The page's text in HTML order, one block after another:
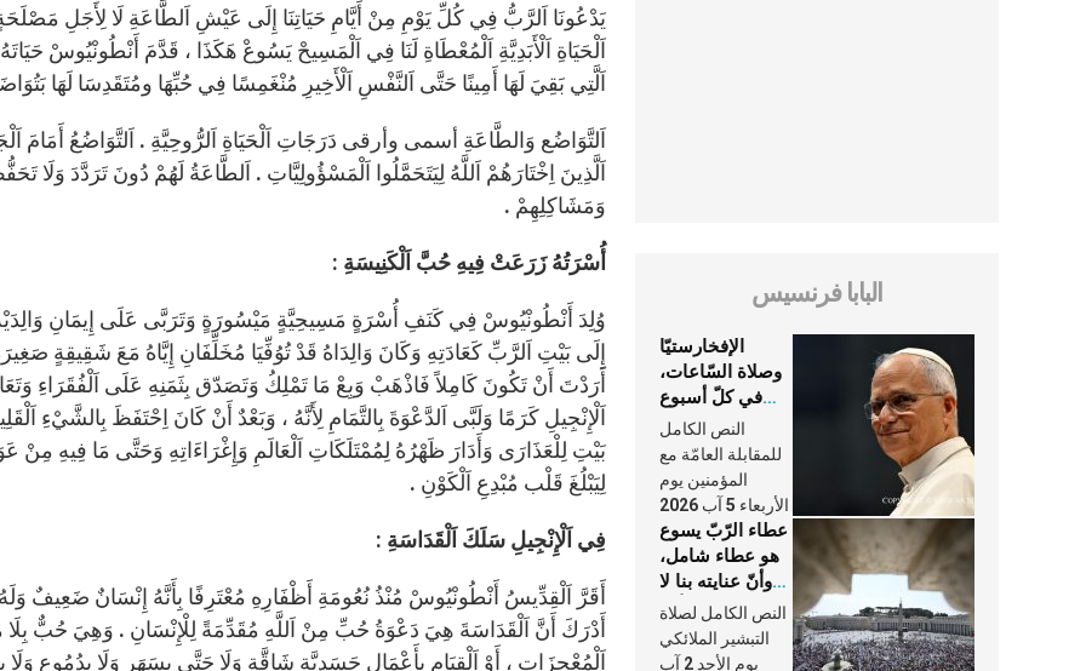
يَدْعُونَا اَلرَّبُّ فِي كُلِّ يَوْمِ مِنْ أَيَّامِ حَيَاتِنَا إِلَى عَيْشِ اَلطَّاعَةِ لَا لِأَجَلِ
اَلْحَيَاةِ اَلْأَبَدِيَّةِ اَلْمُعْطَاةِ لَنَا فِي اَلْمَسِيحْ يَسُوعْ هَكَذَا ، قَدَّمَ أَنْطُونْيُوسْ
اَلَّتِي بَقِيَ لَهَا أَمِينًا حَتَّى اَلنَّفْسِ اَلْأَخِيرِ مُنْغَمِسًا فِي حُبِّهَا ومُتَقَدِسَا لَهَا
اَلتَّوَاضُع وَالطَّاعَةِ أسمى وأرقى دَرَجَاتِ اَلْحَيَاةِ اَلرُّوحِيَّةِ . اَلتَّوَاضُعُ أَمَامَ
اَلَّذِينَ اِخْتَارَهُمْ اَللَّهُ لِيَتَحَمَّلُوا اَلْمَسْؤُولِيَّاتِ . اَلطَّاعَةُ لَهُمْ دُونَ تَرَدَّدَ وَلَا
وَمَشَاكِلِهِمْ .
أُسْرَتُهُ زَرَعَتْ فِيهِ حُبَّ اَلْكَنِيسَةِ :
وُلِدَ أَنْطُونْيُوسْ فِي كَنَفِ أُسْرَةٍ مَسِيحِيَّةٍ مَيْسُورَةٍ وَتَرَبَّى عَلَى إِيمَانِ
إِلَى بَيْتِ اَلرَّبِّ كَعَادَتِهِ وَكَانَ وَالِدَاهُ قَدْ تُوُفِّيَا مُخَلِّفَانِ إِيَّاهُ مَعَ شَقِيقِةٍ
أَرَدْتَ أَنْ تَكُونَ كَامِلاً فَاذْهَبْ وَبِعْ مَا تَمْلِكُ وَتَصَدّق بِثَمَنِهِ عَلَى اَلْفُقَرَاءِ
اَلْإِنْجِيلِ كَرَمًا وَلَبَّى اَلدَّعْوَةَ بِالتَّمَامِ لِأَنَّهُ ، وَبَعْدٌ أَنْ كَانَ اِحْتَفَظَ بِالشَّيْءِ
بَيْتِ لِلْعَذَارَى وَأَدَارَ ظَهْرُهُ لِمُمْتَلَكَاتِ اَلْعَالَمِ وَإِغْرَاءَاتِهِ وَحَتَّى مَا فِيهِ مِنْ
لِيَبْلُغَ قَلْب مُبْدِعِ اَلْكَوْنِ .
فِي اَلْإِنْجِيلِ سَلَكَ اَلْقَدَاسَةِ :
أَقَرَّ اَلْقِدِّيسُ أَنْطُونْيُوسْ مُنْذُ نُعُومَةِ أَظْفَارِهِ مُعْتَرِفًا بِأَنَّهُ إِنْسَانٌ ضَعِيفٌ
أَدْرَكَ أَنَّ اَلْقَدَاسَةَ هِيَ دَعْوَةُ حُبِّ مِنْ اَللَّهِ مُقَدِّمَةً لِلْإِنْسَانِ . وَهِيَ حُبٌّ بِلَا
اَلْمُعْجِزَاتِ ، أَوْ اَلْقِيَامِ بِأَعْمَالِ جَسَدِيَّةٍ شَاقَّةٍ وَلَا حَتَّى بِسَهَرٍ وَلَا بِدُمُوعٍ
البابا فرنسيس
الإفخارستيّا
وصلاة السّاعات،
في كلّ أسبوع
وكلّ يوم، هما
النَّفَس في حياة
الكنيسة
النص الكامل
للمقابلة العامّة مع
المؤمنين يوم
الأربعاء 5 آب 2026
عطاء الرّبّ يسوع
هو عطاء شامل،
وأنّ عنايته بنا لا
تغيب عنّا أبدًا
النص الكامل لصلاة
التبشير الملائكي
يوم الأحد 2 آب